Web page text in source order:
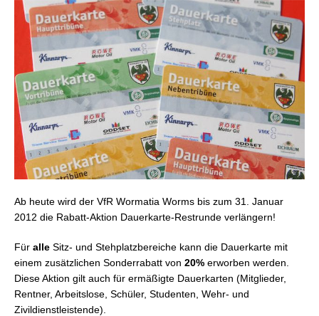
Ab heute wird der VfR Wormatia Worms bis zum 31. Januar
2012 die Rabatt-Aktion Dauerkarte-Restrunde verlängern!
Für alle Sitz- und Stehplatzbereiche kann die Dauerkarte mit
einem zusätzlichen Sonderrabatt von 20% erworben werden.
Diese Aktion gilt auch für ermäßigte Dauerkarten (Mitglieder,
Rentner, Arbeitslose, Schüler, Studenten, Wehr- und
Zivildienstleistende).